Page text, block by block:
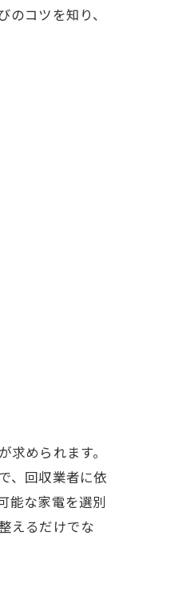
コツを知り、
められます。
、回収業者に依
能な家電を選別
えるだけでな